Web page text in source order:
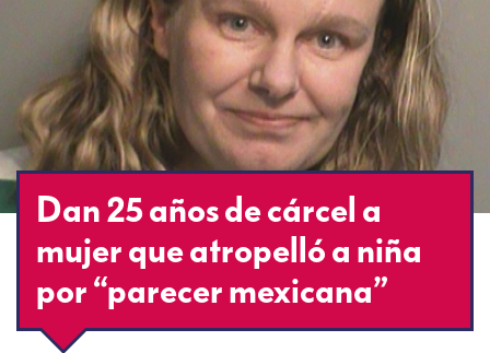
Dan 25 años de cárcel a
mujer que atropelló a niña
por “parecer mexicana”